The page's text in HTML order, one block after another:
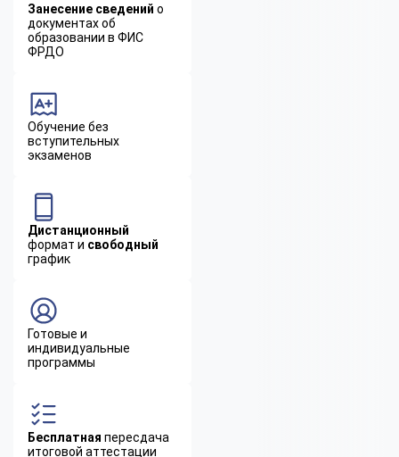
Занесение сведений о
документах об
образовании в ФИС
ФРДО
Обучение без
вступительных
экзаменов
Дистанционный
формат и свободный
график
Готовые и
индивидуальные
программы
Бесплатная пересдача
итоговой аттестации